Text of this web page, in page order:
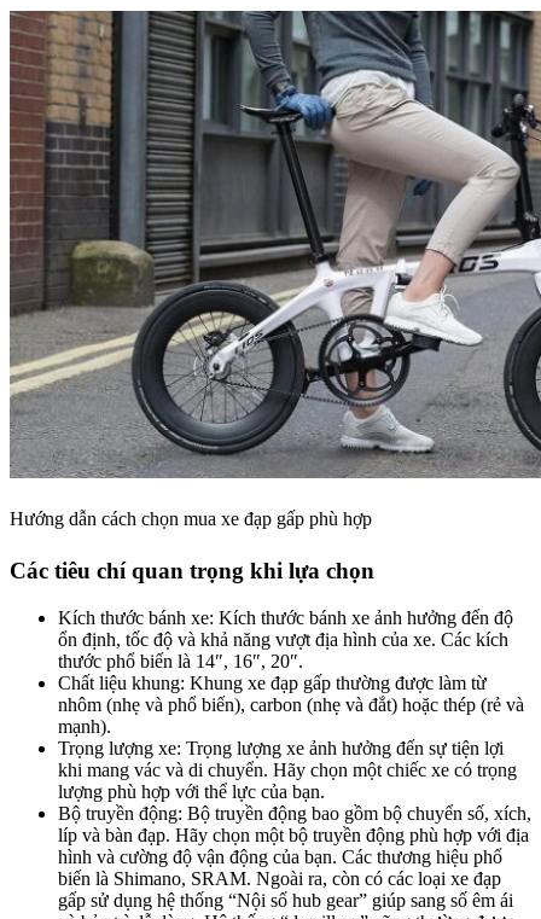
Hướng dẫn cách chọn mua xe đạp gấp phù hợp
Các tiêu chí quan trọng khi lựa chọn
Kích thước bánh xe: Kích thước bánh xe ảnh hưởng đến độ
ổn định, tốc độ và khả năng vượt địa hình của xe. Các kích
thước phổ biến là 14″, 16″, 20″.
Chất liệu khung: Khung xe đạp gấp thường được làm từ
nhôm (nhẹ và phổ biến), carbon (nhẹ và đắt) hoặc thép (rẻ và
mạnh).
Trọng lượng xe: Trọng lượng xe ảnh hưởng đến sự tiện lợi
khi mang vác và di chuyển. Hãy chọn một chiếc xe có trọng
lượng phù hợp với thể lực của bạn.
Bộ truyền động: Bộ truyền động bao gồm bộ chuyển số, xích,
líp và bàn đạp. Hãy chọn một bộ truyền động phù hợp với địa
hình và cường độ vận động của bạn. Các thương hiệu phổ
biến là Shimano, SRAM. Ngoài ra, còn có các loại xe đạp
gấp sử dụng hệ thống “Nội số hub gear” giúp sang số êm ái